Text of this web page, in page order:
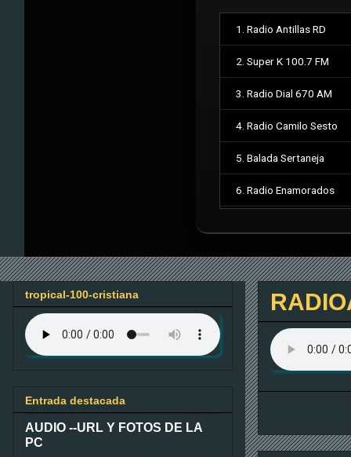
1. Radio Antillas RD
2. Super K 100.7 FM
3. Radio Dial 670 AM
4. Radio Camilo Sesto
5. Balada Sertaneja
6. Radio Enamorados
tropical-100-cristiana
Entrada destacada
AUDIO --URL Y FOTOS DE LA
PC